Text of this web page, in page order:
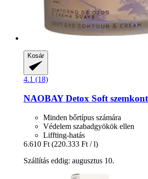
Kosár
4.1 (18)
NAOBAYDetox Soft
Minden bőrtípus számára
Védelem szabadgyökök ellen
Liffting-hatás
6.610 Ft (220.333 Ft / l)
Szállítás eddig: augusztus 10.